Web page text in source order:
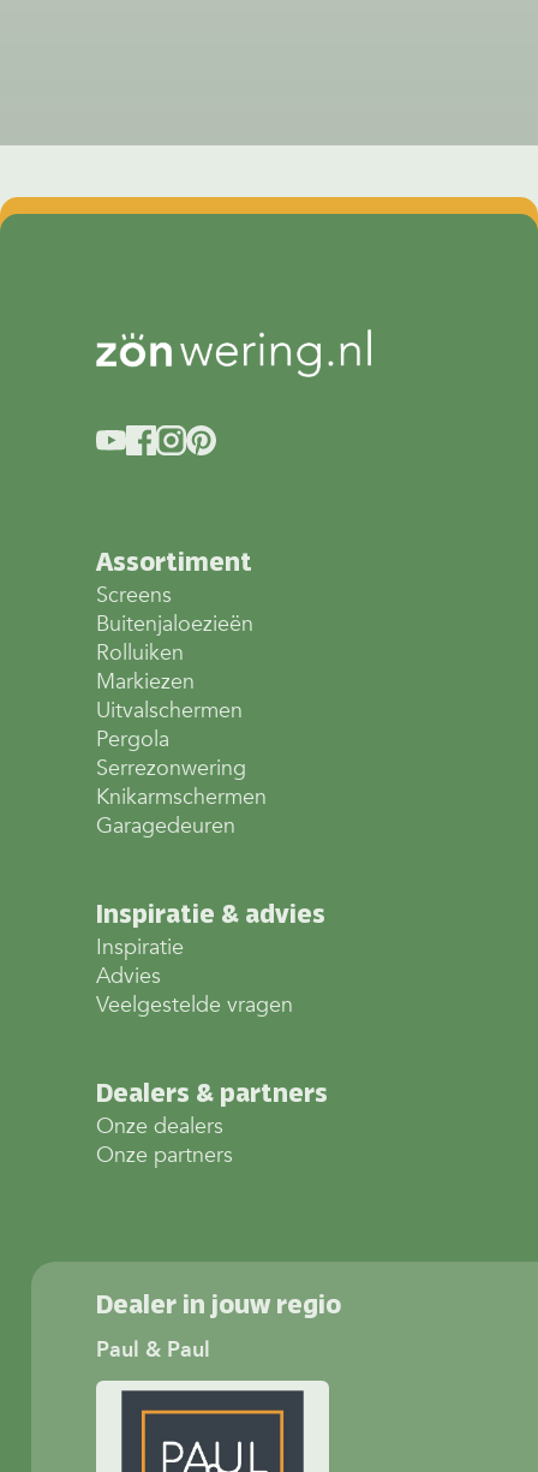
Assortiment
Screens
Buitenjaloezieën
Rolluiken
Markiezen
Uitvalschermen
Pergola
Serrezonwering
Knikarmschermen
Garagedeuren
Inspiratie & advies
Inspiratie
Advies
Veelgestelde vragen
Dealers & partners
Onze dealers
Onze partners
Dealer in jouw regio
Paul & Paul